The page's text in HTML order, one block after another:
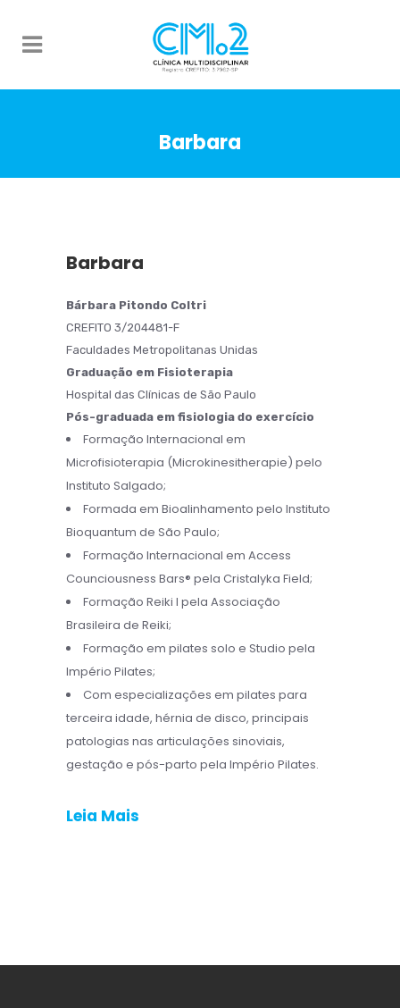
Barbara
Barbara
Bárbara Pitondo Coltri
CREFITO 3/204481-F
Faculdades Metropolitanas Unidas
Graduação em Fisioterapia
Hospital das Clínicas de São Paulo
Pós-graduada em fisiologia do exercício
Formação Internacional em
Microfisioterapia (Microkinesitherapie) pelo
Instituto Salgado;
Formada em Bioalinhamento pelo Instituto
Bioquantum de São Paulo;
Formação Internacional em Access
Counciousness Bars® pela Cristalyka Field;
Formação Reiki I pela Associação
Brasileira de Reiki;
Formação em pilates solo e Studio pela
Império Pilates;
Com especializações em pilates para
terceira idade, hérnia de disco, principais
patologias nas articulações sinoviais,
gestação e pós-parto pela Império Pilates.
Leia Mais